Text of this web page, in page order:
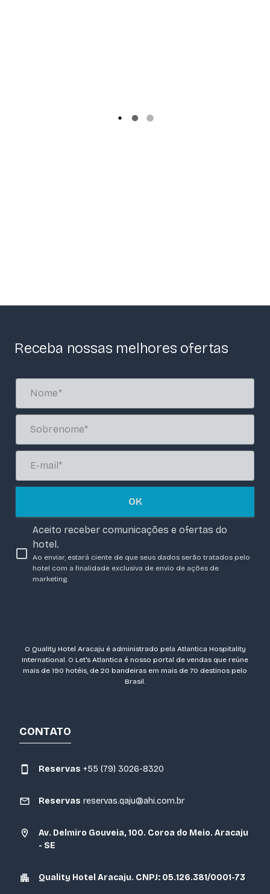
Receba nossas melhores ofertas
OK
Aceito receber comunicações e ofertas do
hotel.
Ao enviar, estará ciente de que seus dados serão tratados pelo
hotel com a finalidade exclusiva de envio de ações de
marketing.
O Quality Hotel Aracaju é administrado pela Atlantica Hospitality
International. O Let's Atlantica é nosso portal de vendas que reúne
mais de 190 hotéis, de 20 bandeiras em mais de 70 destinos pelo
Brasil.
CONTATO
Reservas +55 (79) 3026-8320
Reservas reservas.qaju@ahi.com.br
Av. Delmiro Gouveia, 100. Coroa do Meio. Aracaju
- SE
Quality Hotel Aracaju. CNPJ: 05.126.381/0001-73